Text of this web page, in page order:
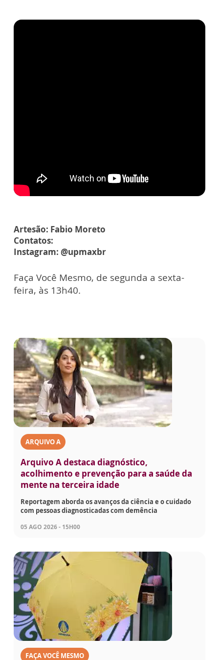
Artesão: Fabio Moreto
Contatos:
Instagram: @upmaxbr
Faça Você Mesmo, de segunda a sexta-
feira, às 13h40.
ARQUIVO A
Arquivo A destaca diagnóstico,
acolhimento e prevenção para a saúde da
mente na terceira idade
Reportagem aborda os avanços da ciência e o cuidado
com pessoas diagnosticadas com demência
05 AGO 2026 - 15H00
FAÇA VOCÊ MESMO